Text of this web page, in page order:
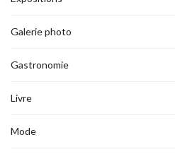
Galerie photo
Gastronomie
Livre
Mode